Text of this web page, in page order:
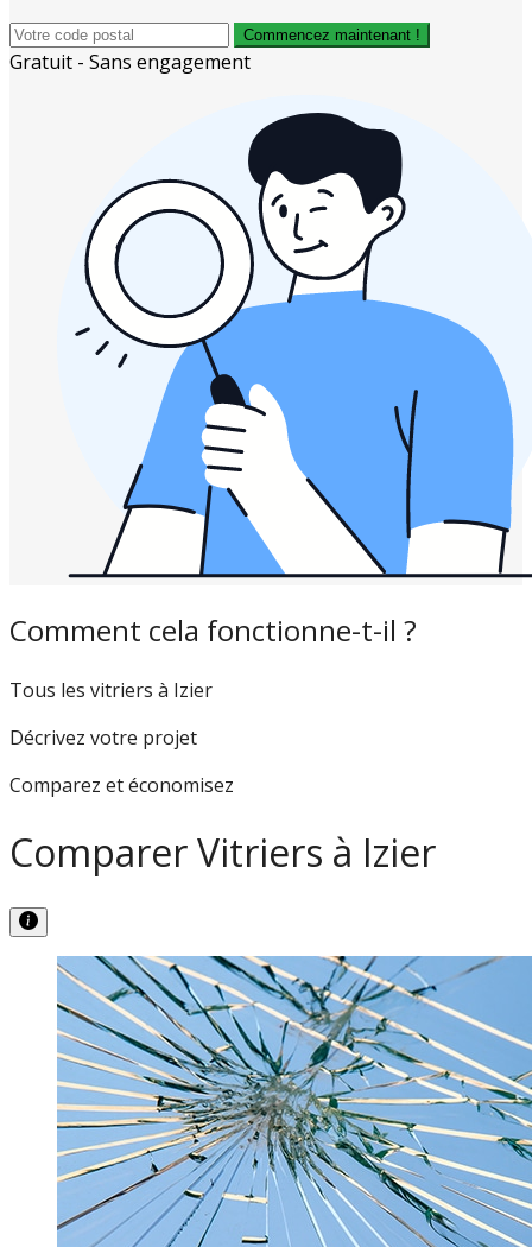
Commencez maintenant !
Gratuit - Sans engagement
Comment cela fonctionne-t-il ?
Tous les vitriers à Izier
Décrivez votre projet
Comparez et économisez
Comparer Vitriers à Izier